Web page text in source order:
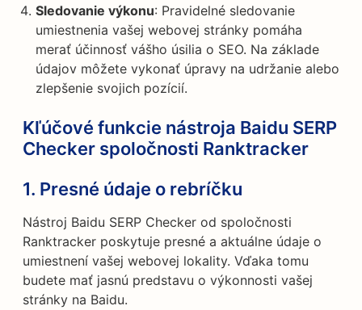
Sledovanie výkonu: Pravidelné sledovanie
umiestnenia vašej webovej stránky pomáha
merať účinnosť vášho úsilia o SEO. Na základe
údajov môžete vykonať úpravy na udržanie alebo
zlepšenie svojich pozícií.
Kľúčové funkcie nástroja Baidu SERP
Checker spoločnosti Ranktracker
1. Presné údaje o rebríčku
Nástroj Baidu SERP Checker od spoločnosti
Ranktracker poskytuje presné a aktuálne údaje o
umiestnení vašej webovej lokality. Vďaka tomu
budete mať jasnú predstavu o výkonnosti vašej
stránky na Baidu.